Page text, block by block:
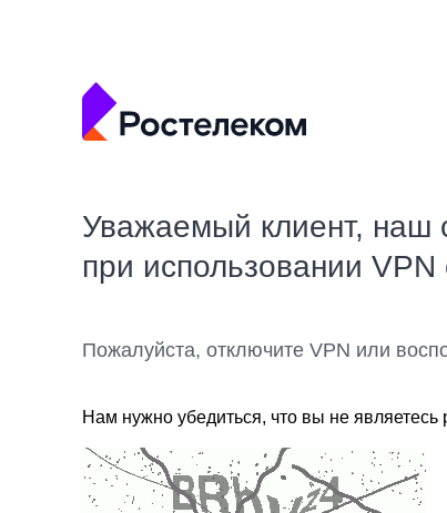
Уважаемый клиент, наш
при использовании VPN
Пожалуйста, отключите VPN или
Нам нужно убедиться, что вы не являетесь